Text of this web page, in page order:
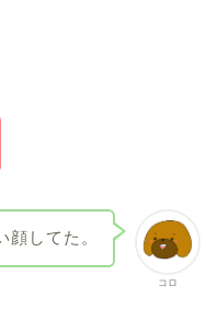
コロ
顔してた。